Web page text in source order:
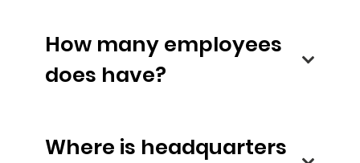
How many employees
does have?
Where is headquarters